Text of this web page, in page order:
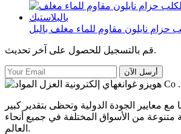
قم بالتسجيل للحصول على آخر تحديث.
أرسل الآن
مع معايير الجودة الدولية وتحظى بتقدير كبير
من الأسواق المختلفة في جميع أنحاء
العالم.